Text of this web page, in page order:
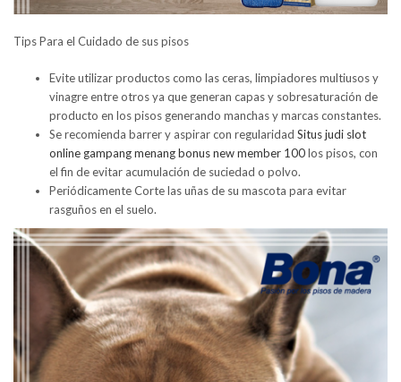
Tips Para el Cuidado de sus pisos
Evite utilizar productos como las ceras, limpiadores multiusos y
vinagre entre otros ya que generan capas y sobresaturación de
producto en los pisos generando manchas y marcas constantes.
Se recomienda barrer y aspirar con regularidad Situs judi slot
online gampang menang bonus new member 100los pisos, con
el fin de evitar acumulación de suciedad o polvo.
Periódicamente Corte las uñas de su mascota para evitar
rasguños en el suelo.